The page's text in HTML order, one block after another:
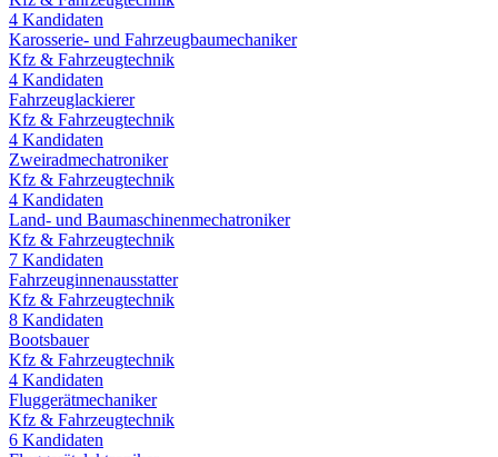
4 Kandidaten
Karosserie- und Fahrzeugbaumechaniker
Kfz & Fahrzeugtechnik
4 Kandidaten
Fahrzeuglackierer
Kfz & Fahrzeugtechnik
4 Kandidaten
Zweiradmechatroniker
Kfz & Fahrzeugtechnik
4 Kandidaten
Land- und Baumaschinenmechatroniker
Kfz & Fahrzeugtechnik
7 Kandidaten
Fahrzeuginnenausstatter
Kfz & Fahrzeugtechnik
8 Kandidaten
Bootsbauer
Kfz & Fahrzeugtechnik
4 Kandidaten
Fluggerätmechaniker
Kfz & Fahrzeugtechnik
6 Kandidaten